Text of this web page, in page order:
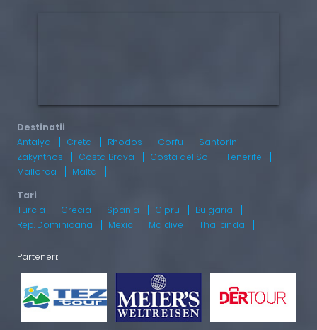
Antalya Creta Rhodos Corfu
Santorini
Zakynthos
Costa Brava Costa del Sol
Tenerife
Mallorca
Malta
Turcia Grecia Spania Cipru
Bulgaria
Rep. Dominicana
Mexic Maldive Thailanda